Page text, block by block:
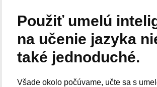
Použiť umelú
na učenie jazyka
také jednoduché.
Všade okolo počúvame, učte sa s